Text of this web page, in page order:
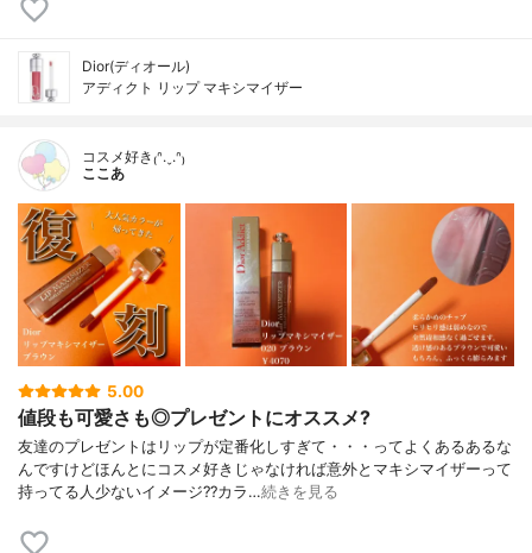
Dior(ディオール)
アディクト リップ マキシマイザー
コスメ好き₍ᐢ.ˬ.ᐢ₎
ここあ
5.00
値段も可愛さも◎プレゼントにオススメ?
友達のプレゼントはリップが定番化しすぎて・・・ってよくあるあるな
んですけどほんとにコスメ好きじゃなければ意外とマキシマイザーって
持ってる人少ないイメージ??カラ…続きを見る